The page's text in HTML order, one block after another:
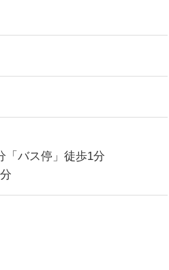
「バス停」徒歩1分